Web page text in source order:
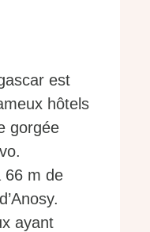
est
hôtels
gorgée
66 m de
ayant